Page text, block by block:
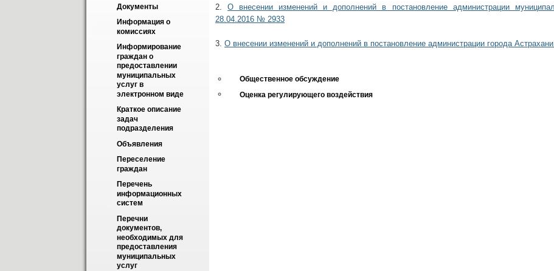
Документы
Информация о
комиссиях
Информирование
граждан о
предоставлении
муниципальных
услуг в
электронном виде
Краткое описание
задач
подразделения
Объявления
Переселение
граждан
Перечень
информационных
систем
Перечни
документов,
необходимых для
предоставления
муниципальных
услуг
2.О внесении изменений и дополнений в постановление администрации
28.04.2016 № 2933
3. О внесении изменений и дополнений в постановление администрации города
Общественное обсуждение
Оценка регулирующего воздействия